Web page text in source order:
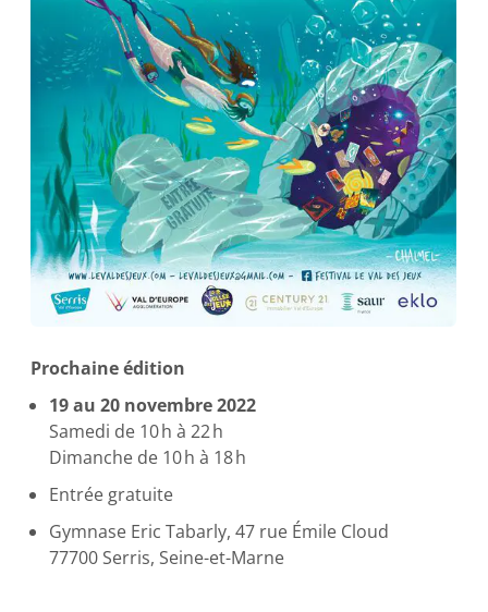
Prochaine édition
19 au 20 novembre 2022
Samedi de 10 h à 22 h
Dimanche de 10 h à 18 h
Entrée gratuite
Gymnase Eric Tabarly, 47 rue Émile Cloud
77700 Serris, Seine-et-Marne